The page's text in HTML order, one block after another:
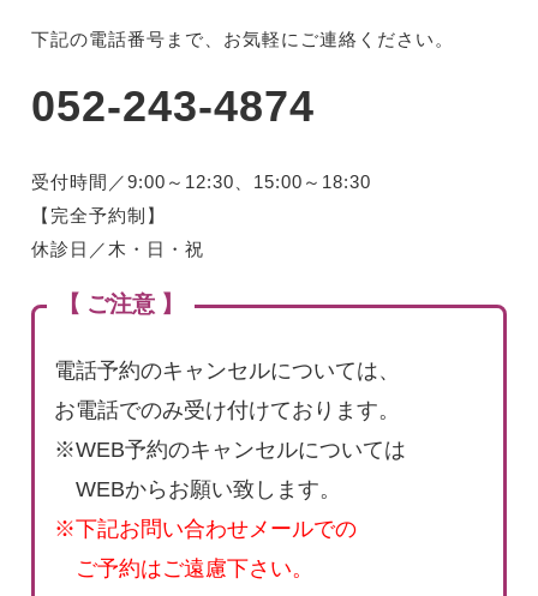
下記の電話番号まで、お気軽にご連絡ください。
052-243-4874
受付時間／9:00～12:30、15:00～18:30
【完全予約制】
休診日／木・日・祝
【 ご注意 】
電話予約のキャンセルについては、
お電話でのみ受け付けております。
※WEB予約のキャンセルについては
WEBからお願い致します。
※下記お問い合わせメールでの
ご予約はご遠慮下さい。